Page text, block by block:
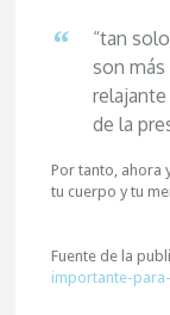
“tan
son
de la
Por tanto, ahora
tu cuerpo y tu
Fuente de la
importante-